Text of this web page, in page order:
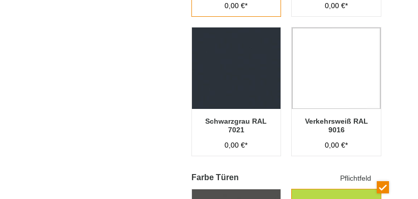
0,00 €*
0,00 €*
Schwarzgrau RAL
7021
0,00 €*
Verkehrsweiß RAL
9016
0,00 €*
Farbe Türen Pflichtfeld